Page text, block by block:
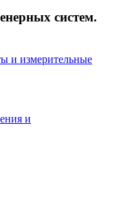
систем.
и измерительные
и